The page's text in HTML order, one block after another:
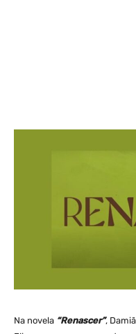
Na novela “Renascer”,